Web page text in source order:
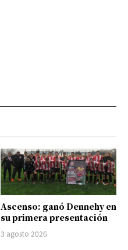
Ascenso: ganó Dennehy en
su primera presentación
3 agosto 2026